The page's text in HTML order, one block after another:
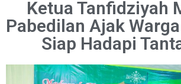
Ketua Tanfidziyah
Pabedilan Ajak
Siap Hadapi